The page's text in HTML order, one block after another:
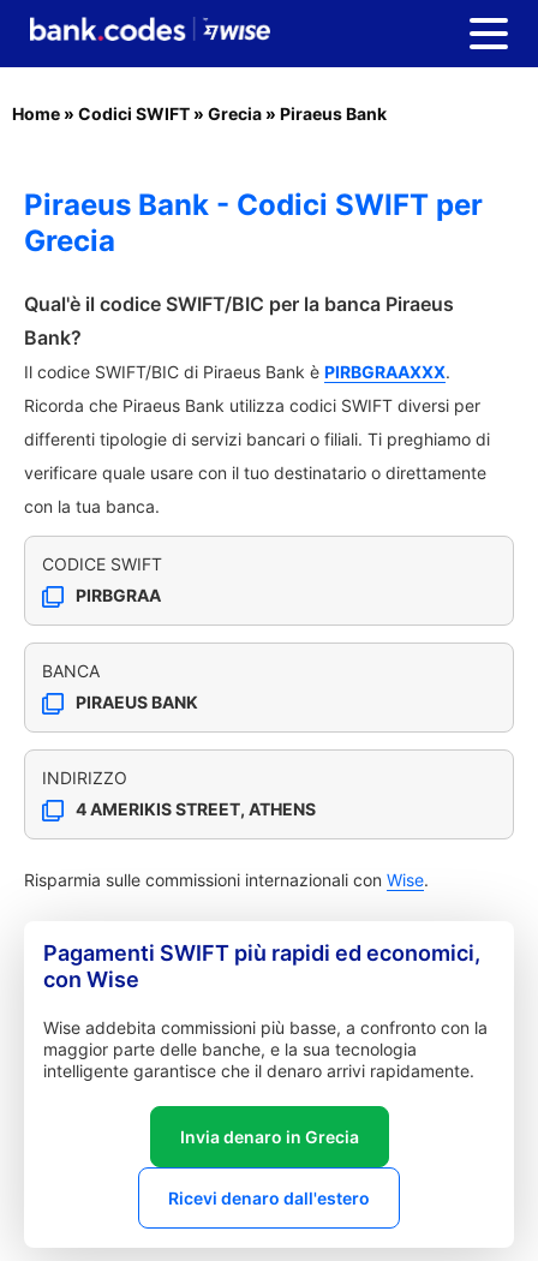
Home » Codici SWIFT » Grecia » Piraeus Bank
Piraeus Bank - Codici SWIFT per
Grecia
Qual'è il codice SWIFT/BIC per la banca Piraeus
Bank?
Il codice SWIFT/BIC di Piraeus Bank è PIRBGRAAXXX.
Ricorda che Piraeus Bank utilizza codici SWIFT diversi per
differenti tipologie di servizi bancari o filiali. Ti preghiamo di
verificare quale usare con il tuo destinatario o direttamente
con la tua banca.
CODICE SWIFT
PIRBGRAA
BANCA
PIRAEUS BANK
INDIRIZZO
4 AMERIKIS STREET, ATHENS
Risparmia sulle commissioni internazionali con Wise.
Pagamenti SWIFT più rapidi ed economici,
con Wise
Wise addebita commissioni più basse, a confronto con la
maggior parte delle banche, e la sua tecnologia
intelligente garantisce che il denaro arrivi rapidamente.
Invia denaro in Grecia
Ricevi denaro dall'estero